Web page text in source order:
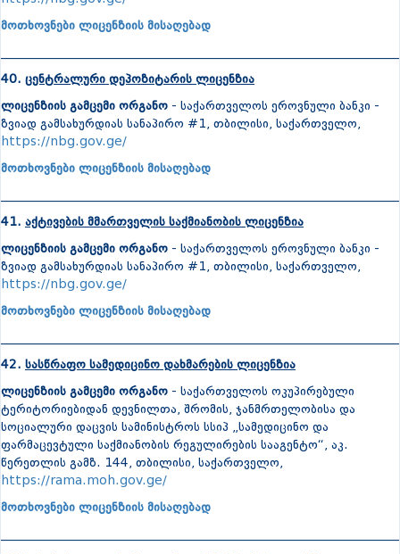
მოთხოვნები ლიცენზიის მისაღებად
40. ცენტრალური დეპოზიტარის ლიცენზია
ლიცენზიის გამცემი ორგანო - საქართველოს ეროვნული ბანკი -
ზვიად გამსახურდიას სანაპირო #1, თბილისი, საქართველო,
https://nbg.gov.ge/
მოთხოვნები ლიცენზიის მისაღებად
41. აქტივების მმართველის საქმიანობის ლიცენზია
ლიცენზიის გამცემი ორგანო - საქართველოს ეროვნული ბანკი -
ზვიად გამსახურდიას სანაპირო #1, თბილისი, საქართველო,
https://nbg.gov.ge/
მოთხოვნები ლიცენზიის მისაღებად
42. სასწრაფო სამედიცინო დახმარების ლიცენზია
ლიცენზიის გამცემი ორგანო - საქართველოს ოკუპირებული
ტერიტორიებიდან დევნილთა, შრომის, ჯანმრთელობისა და
სოციალური დაცვის სამინისტროს სსიპ „სამედიცინო და
ფარმაცევტული საქმიანობის რეგულირების სააგენტო“, აკ.
წერეთლის გამზ. 144, თბილისი, საქართველო,
https://rama.moh.gov.ge/
მოთხოვნები ლიცენზიის მისაღებად